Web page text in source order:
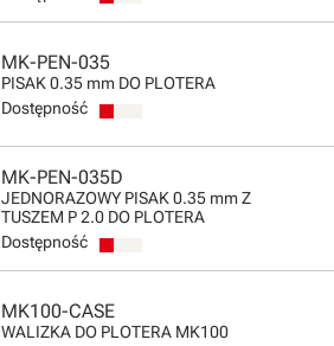
MK-PEN-035
PISAK 0.35 mm DO PLOTERA
Dostępność
MK-PEN-035D
JEDNORAZOWY PISAK 0.35 mm Z
TUSZEM P 2.0 DO PLOTERA
Dostępność
MK100-CASE
WALIZKA DO PLOTERA MK100